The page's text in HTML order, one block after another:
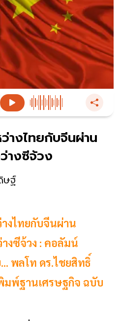
างไทยกับจีนผ่าน
างซีจ้วง
ษฐ์
างไทยกับจีนผ่าน
ซีจ้วง : คอลัมน์
พลโท ดร.ไชยสิทธิ์
พ์ฐานเศรษฐกิจ ฉบับ